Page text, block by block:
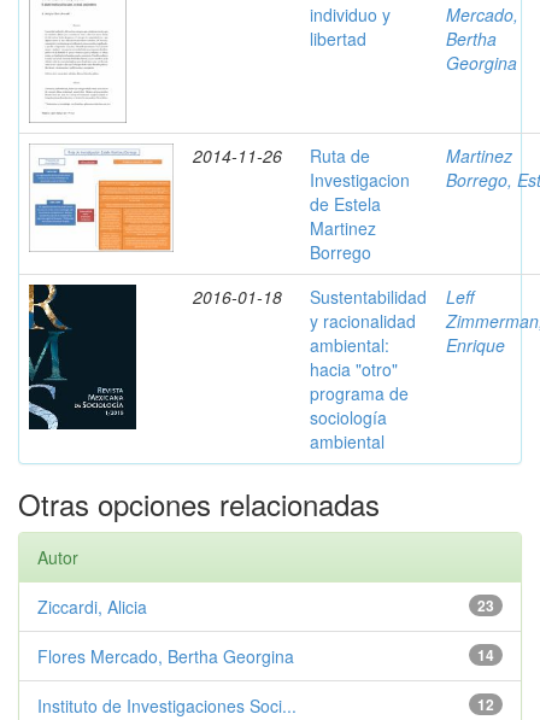
individuo y
libertad
Mercado,
Bertha
Georgina
2014-11-26
Ruta de
Investigacion
de Estela
Martinez
Borrego
Martinez
Borrego,
2016-01-18
Sustentabilidad
y racionalidad
ambiental:
hacia "otro"
programa de
sociología
ambiental
Leff
Enrique
Otras opciones relacionadas
Autor
23
Ziccardi, Alicia
14
Flores Mercado, Bertha Georgina
12
Instituto de Investigaciones Soci...